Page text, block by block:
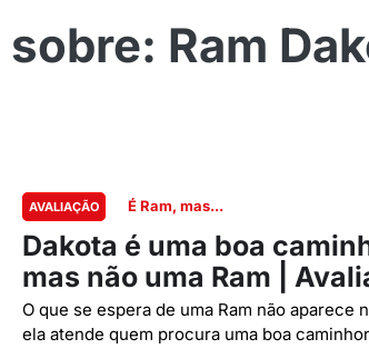
Ram
AVALIAÇÃO É Ram, mas...
Dakota é uma boa
mas não uma Ram |
O que se espera de uma Ram não aparece
ela atende quem procura uma boa